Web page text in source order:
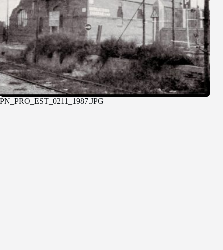
PN_PRO_EST_0211_1987.JPG